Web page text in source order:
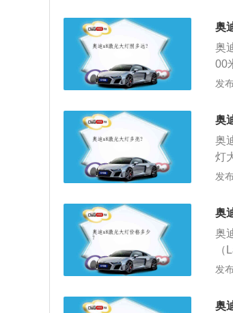
息
瞻
的
材
奥
奥
00
奥
度
发
奥
奥
灯
等
计
方
用
光
发
奥
奥
大
部
发
奥